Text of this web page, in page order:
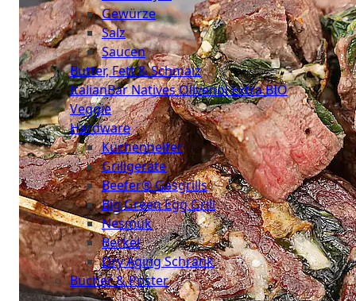
Gewürze
Salz
Saucen
Butter, Fett & Schmalz
ItalianBar Natives Olivenöl Extra BIO
Veggie
Hardware
Küchenhelfer
Grillgeräte
Beefer® Gasgrills
Big Green Egg Grill
Nesmuk
Berkel
Dry Aging Schrank
Bücher & Poster